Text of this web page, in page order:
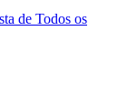
de Todos os